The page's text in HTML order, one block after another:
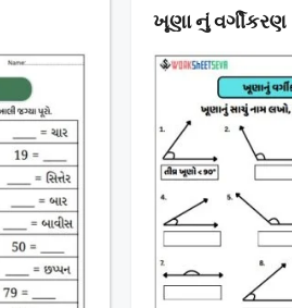
ખૂણા નું વર્ગીકરણ